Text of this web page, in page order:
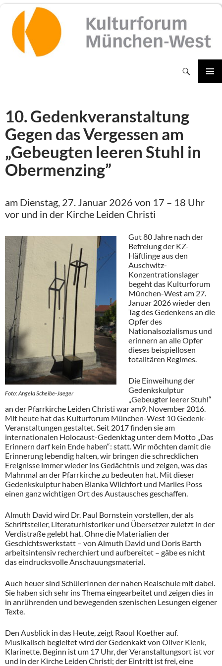
Inhalt
springen
10. Gedenkveranstaltung
Gegen das Vergessen am
„Gebeugten leeren Stuhl in
Obermenzing”
am Dienstag, 27. Januar 2026 von 17 – 18 Uhr
vor und in der Kirche Leiden Christi
Foto: Angela Scheibe-Jaeger
Gut 80 Jahre nach der
Befreiung der KZ-
Häftlinge aus den
Auschwitz-
Konzentrationslager
begeht das Kulturforum
München-West am 27.
Januar 2026 wieder den
Tag des Gedenkens an die
Opfer des
Nationalsozialismus und
erinnern an alle Opfer
dieses beispiellosen
totalitären Regimes.
Die Einweihung der
Gedenkskulptur
„Gebeugter leerer Stuhl“
an der Pfarrkirche Leiden Christi war am9. November 2016.
Mit heute hat das Kulturforum München-West 10 Gedenk-
Veranstaltungen gestaltet. Seit 2017 finden sie am
internationalen Holocaust-Gedenktag unter dem Motto „Das
Erinnern darf kein Ende haben“: statt. Wir möchten damit die
Erinnerung lebendig halten, wir bringen die schrecklichen
Ereignisse immer wieder ins Gedächtnis und zeigen, was das
Mahnmal an der Pfarrkirche zu bedeuten hat. Mit dieser
Gedenkskulptur haben Blanka Wilchfort und Marlies Poss
einen ganz wichtigen Ort des Austausches geschaffen.
Almuth David wird Dr. Paul Bornstein vorstellen, der als
Schriftsteller, Literaturhistoriker und Übersetzer zuletzt in der
Verdistraße gelebt hat. Ohne die Materialien der
Geschichtswerkstatt – von Almuth David und Doris Barth
arbeitsintensiv recherchiert und aufbereitet – gäbe es nicht
das eindrucksvolle Anschauungsmaterial.
Auch heuer sind SchülerInnen der nahen Realschule mit dabei.
Sie haben sich sehr ins Thema eingearbeitet und zeigen dies in
in anrührenden und bewegenden szenischen Lesungen eigener
Texte.
Den Ausblick in das Heute, zeigt Raoul Koether auf.
Musikalisch begleitet wird der Gedenkakt von Oliver Klenk,
Klarinette. Beginn ist um 17 Uhr, der Veranstaltungsort ist vor
und in der Kirche Leiden Christi; der Eintritt ist frei, eine